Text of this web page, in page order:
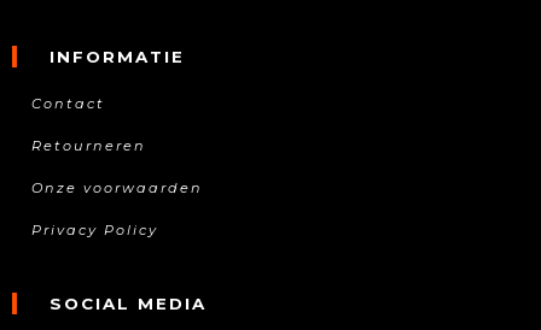
INFORMATIE
Contact
Retourneren
Onze voorwaarden
Privacy Policy
SOCIAL MEDIA